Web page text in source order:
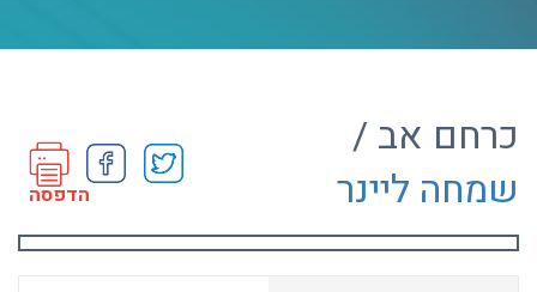
כרחם אב /
שמחה ליינר
הדפסה